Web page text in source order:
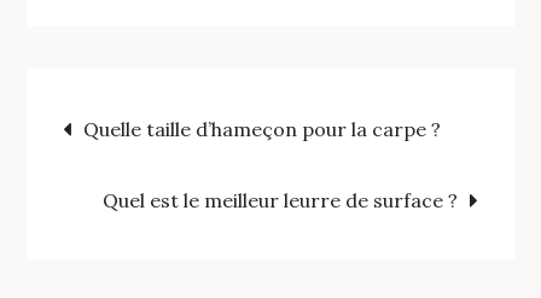
la
?
Navigation
de
Quelle taille d’hameçon pour la carpe ?
Quel est le meilleur leurre de surface ?